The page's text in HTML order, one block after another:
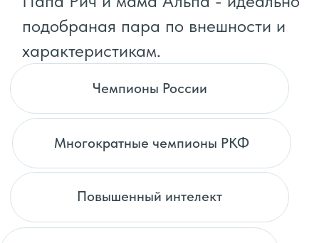
Папа — многократный чемпион
РКФ и Чемпион России
Отец семейства Рич